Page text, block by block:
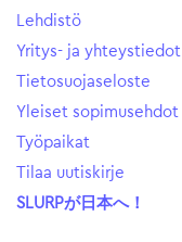
Lehdistö
Yritys- ja yhteystiedot
Tietosuojaseloste
Yleiset sopimusehdot
Työpaikat
Tilaa uutiskirje
SLURPが日本へ！